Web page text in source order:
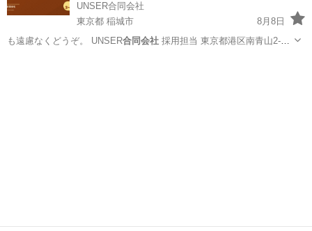
UNSER合同会社
東京都 稲城市
8月8日
も遠慮なくどうぞ。 UNSER合同会社採用担当 東京都港区南青山2-